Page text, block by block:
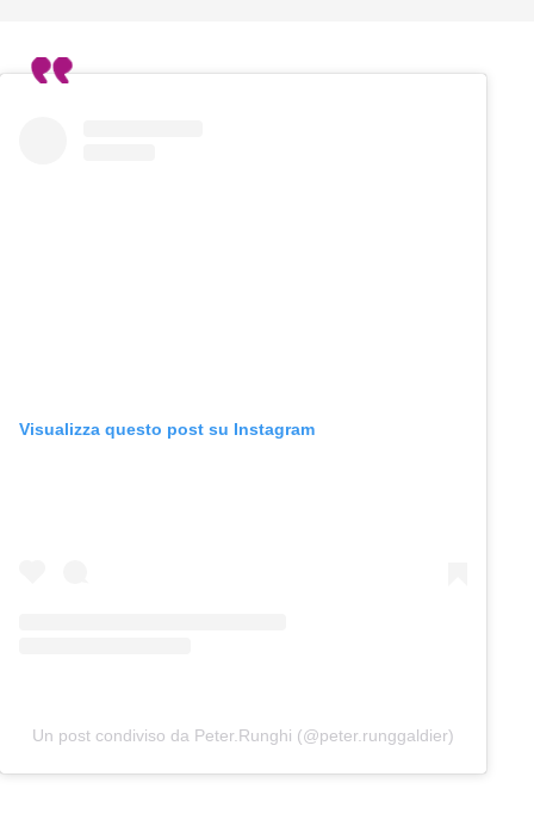
Visualizza questo post su Instagram
Un post condiviso da Peter.Runghi (@peter.runggaldier)